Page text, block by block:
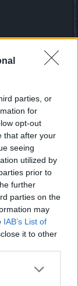
parties, or
for
opt-out
that after your
seeing
utilized by
prior to
further
parties on the
may
IAB’s List of
it to other
erstes